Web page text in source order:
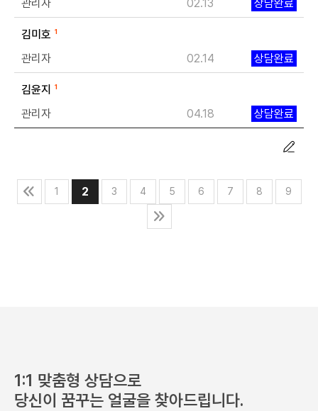
관리자 02.13 상담완료
김미호 1
관리자 02.14 상담완료
김윤지 1
관리자 04.18 상담완료
1 2 3 4 5 6 7 8 9
1:1 맞춤형 상담으로
당신이 꿈꾸는 얼굴을 찾아드립니다.
수집 및 이용 목적 달성 또는 시술 완료 후 파기합니다.